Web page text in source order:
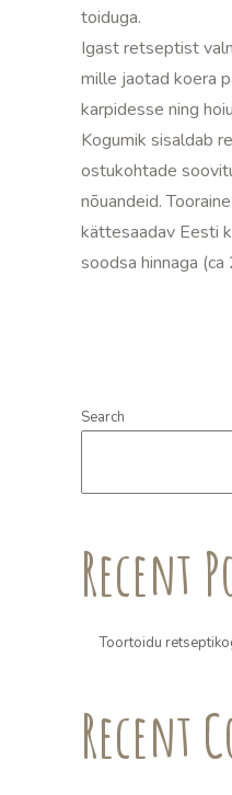
toiduga.
Igast retseptist
mille jaotad koera
karpidesse ning
Kogumik sisaldab
ostukohtade
nõuandeid.
kättesaadav Eesti
soodsa hinnaga
Search
Recent
Toortoidu
Recent